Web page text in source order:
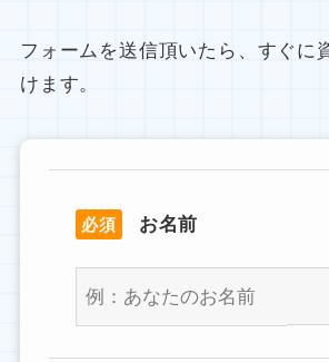
フォームを送信頂いたら、すぐに
けます。
必須 お名前